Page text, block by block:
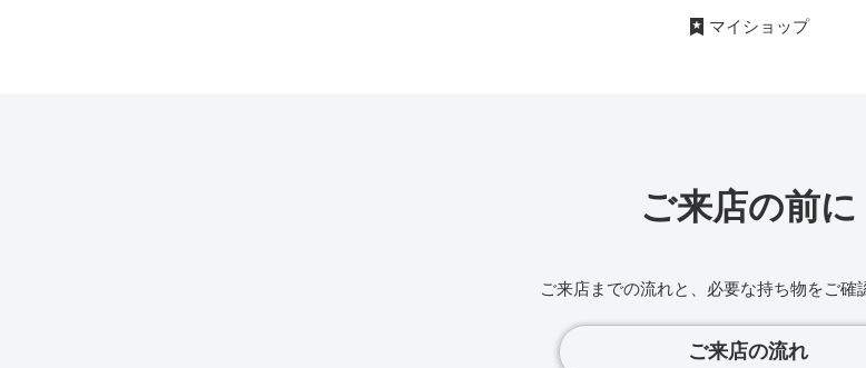
マイショップ
ご来店の前に
ご来店までの流れと、必要な持ち物をご確
ご来店の流れ